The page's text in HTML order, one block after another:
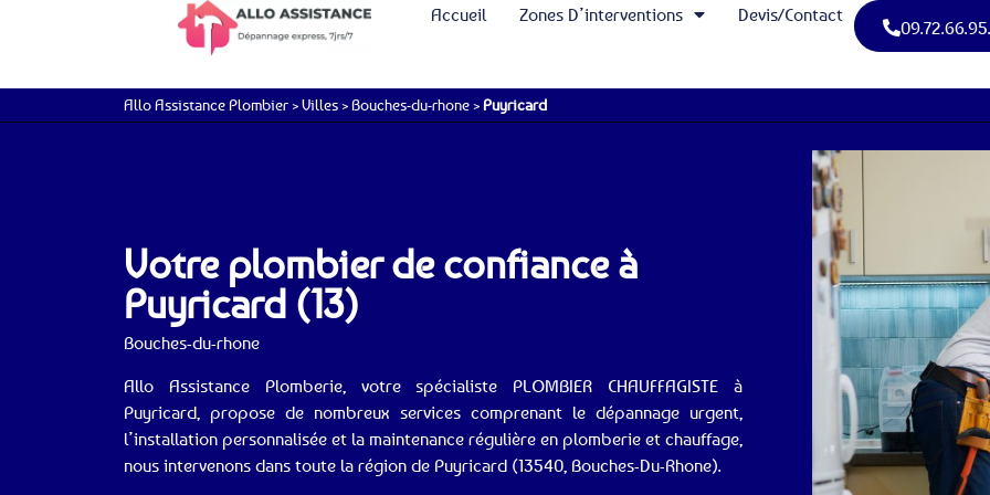
Accueil Zones D’interventions Devis/Contact
Allo Assistance Plombier >Villes >Bouches-du-rhone >Puyricard
Votre plombier de confiance à
Puyricard (13)
Bouches-du-rhone
Allo Assistance Plomberie, votre spécialiste PLOMBIER CHAUFFAGISTE à
Puyricard, propose de nombreux services comprenant le dépannage urgent,
l’installation personnalisée et la maintenance régulière en plomberie et chauffage,
nous intervenons dans toute la région de Puyricard (13540, Bouches-Du-Rhone).